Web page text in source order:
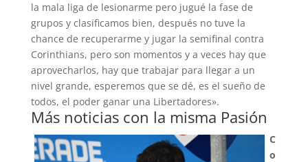
la mala liga de lesionarme pero jugué la fase de
grupos y clasificamos bien, después no tuve la
chance de recuperarme y jugar la semifinal contra
Corinthians, pero son momentos y a veces hay que
aprovecharlos, hay que trabajar para llegar a un
nivel grande, esperemos que se dé, es el sueño de
todos, el poder ganar una Libertadores».
Más noticias con la misma Pasión
C
o